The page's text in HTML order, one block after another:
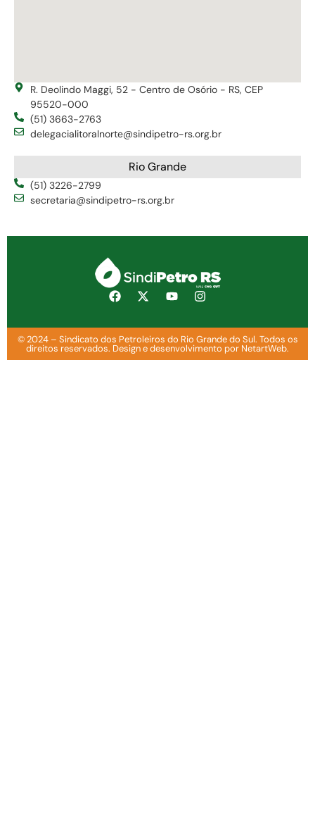
R. Deolindo Maggi, 52 - Centro de Osório - RS, CEP
95520-000
(51) 3663-2763
delegacialitoralnorte@sindipetro-rs.org.br
Rio Grande
(51) 3226-2799
secretaria@sindipetro-rs.org.br
© 2024 – Sindicato dos Petroleiros do Rio Grande do Sul. Todos os
direitos reservados. Design e desenvolvimento por NetartWeb.